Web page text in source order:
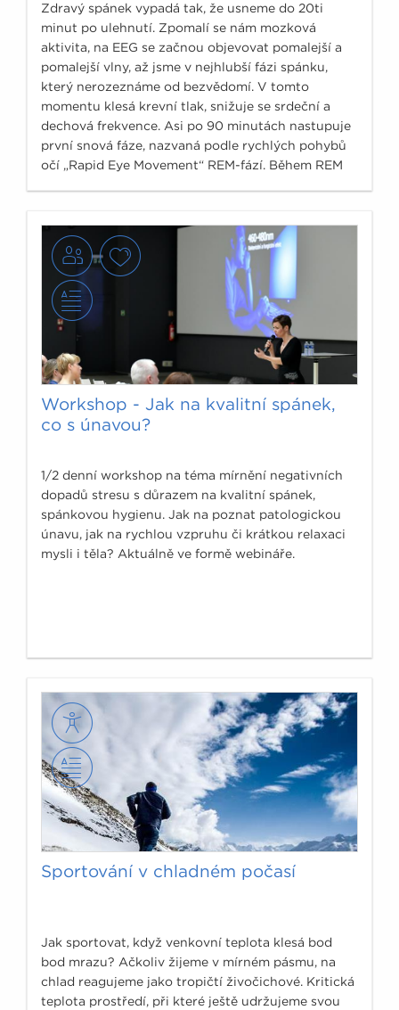
Zdravý spánek vypadá tak, že usneme do 20ti
minut po ulehnutí. Zpomalí se nám mozková
aktivita, na EEG se začnou objevovat pomalejší a
pomalejší vlny, až jsme v nejhlubší fázi spánku,
který nerozeznáme od bezvědomí. V tomto
momentu klesá krevní tlak, snižuje se srdeční a
dechová frekvence. Asi po 90 minutách nastupuje
první snová fáze, nazvaná podle rychlých pohybů
očí „Rapid Eye Movement“ REM-fází. Během REM
nenarušitelnost spánku.
Workshop - Jak na kvalitní spánek,
co s únavou?
1/2 denní workshop na téma mírnění negativních
dopadů stresu s důrazem na kvalitní spánek,
spánkovou hygienu. Jak na poznat patologickou
únavu, jak na rychlou vzpruhu či krátkou relaxaci
mysli i těla? Aktuálně ve formě webináře.
Sportování v chladném počasí
Jak sportovat, když venkovní teplota klesá bod
bod mrazu? Ačkoliv žijeme v mírném pásmu, na
chlad reagujeme jako tropičtí živočichové. Kritická
teplota prostředí, při které ještě udržujeme svou